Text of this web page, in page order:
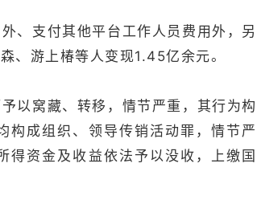
、支付其他平台工作人员费用外，另
、游上椿等人变现1.45亿余元。
以窝藏、转移，情节严重，其行为构
构成组织、领导传销活动罪，情节严
得资金及收益依法予以没收，上缴国